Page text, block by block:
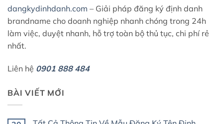
dangkydinhdanh.com – Giải pháp đăng ký định danh
brandname cho doanh nghiệp nhanh chóng trong 24h
làm việc, duyệt nhanh, hỗ trợ toàn bộ thủ tục, chi phí rẻ
nhất.
Liên hệ 0901 888 484
BÀI VIẾT MỚI